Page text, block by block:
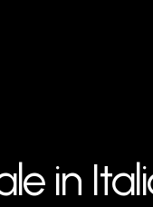
le in Itali